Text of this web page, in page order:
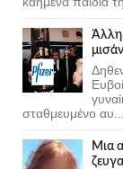
Άλλη
σταθμευμένο αυ...
Μια